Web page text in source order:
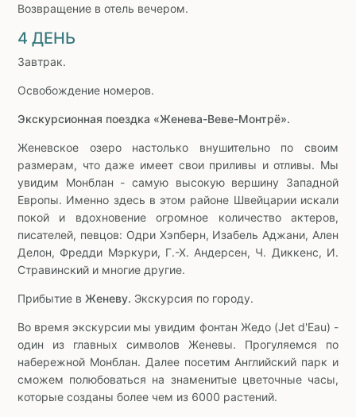
Возвращение в отель вечером.
4 ДЕНЬ
Завтрак.
Освобождение номеров.
Экскурсионная поездка «Женева-Веве-Монтрё».
Женевское озеро настолько внушительно по своим
размерам, что даже имеет свои приливы и отливы. Мы
увидим Монблан - самую высокую вершину Западной
Европы. Именно здесь в этом районе Швейцарии искали
покой и вдохновение огромное количество актеров,
писателей, певцов: Одри Хэпберн, Изабель Аджани, Ален
Делон, Фредди Мэркури, Г.-Х. Андерсен, Ч. Диккенс, И.
Стравинский и многие другие.
Прибытие в Женеву. Экскурсия по городу.
Во время экскурсии мы увидим фонтан Жедо (Jet d'Eau) -
один из главных символов Женевы. Прогуляемся по
набережной Монблан. Далее посетим Английский парк и
сможем полюбоваться на знаменитые цветочные часы,
которые созданы более чем из 6000 растений.